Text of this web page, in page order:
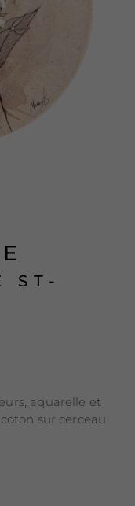
ST-
aquarelle et
sur cerceau